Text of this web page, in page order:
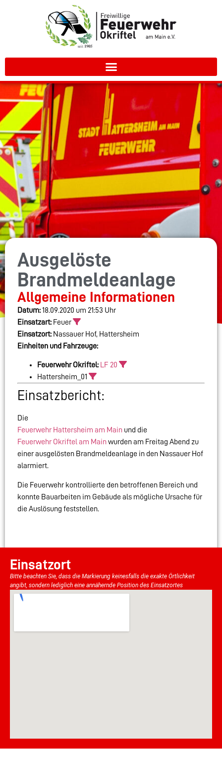
Ausgelöste
Brandmeldeanlage
Allgemeine Informationen
Datum:18.09.2020 um 21:53 Uhr
Einsatzart: Feuer
Einsatzort: Nassauer Hof, Hattersheim
Einheiten und Fahrzeuge:
Feuerwehr Okriftel: LF 20
Hattersheim_01
Einsatzbericht:
Die
Feuerwehr Hattersheim am Main und die
Feuerwehr Okriftel am Mainwurden am Freitag Abend zu
einer ausgelösten Brandmeldeanlage in den Nassauer Hof
alarmiert.
Die Feuerwehr kontrollierte den betroffenen Bereich und
konnte Bauarbeiten im Gebäude als mögliche Ursache für
die Auslösung feststellen.
Einsatzort
Bitte beachten Sie, dass die Markierung keinesfalls die exakte Örtlichkeit
angibt, sondern lediglich eine annähernde Position des Einsatzortes